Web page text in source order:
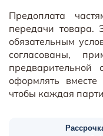
Предоплата
передачи товара.
обязательным
согласованы,
предварительной
оформлять вместе
чтобы каждая